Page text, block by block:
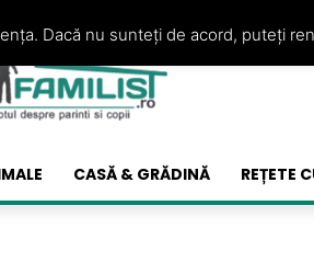
CASĂ & GRĂDINĂ REȚETE
Dacă nu sunteți de acord, puteți